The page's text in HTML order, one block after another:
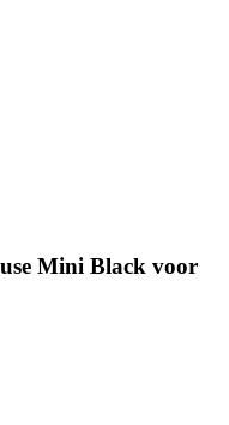
Mini Black voor